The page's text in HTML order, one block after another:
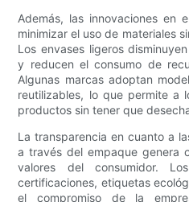
Además, las innovaciones en
minimizar el uso de materiales
Los envases ligeros
y reducen el consumo de
Algunas marcas adoptan
reutilizables, lo que permite a
productos sin tener que
La transparencia en cuanto a
a través del empaque genera
valores del consumidor.
certificaciones, etiquetas
el compromiso de la